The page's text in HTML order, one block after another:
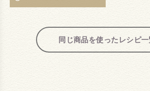
同じ商品を使ったレシピ一